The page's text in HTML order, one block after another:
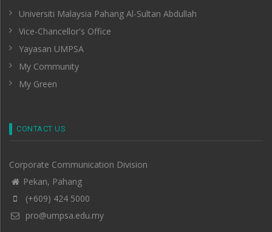
Universiti Malaysia Pahang Al-Sultan Abdullah
Vice-Chancellor's Office
Yayasan UMPSA
My Community
My Green
CONTACT US
Corporate Communication Division
Pekan, Pahang
(+609) 424 5000
pro@umpsa.edu.my